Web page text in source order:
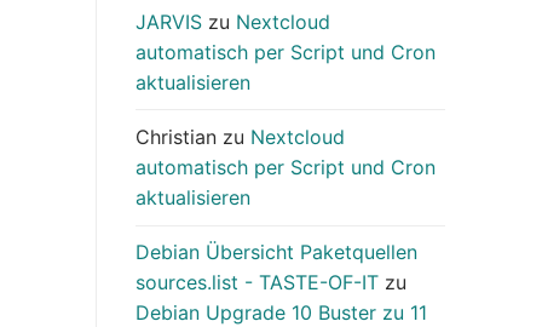
JARVIS zu Nextcloud
automatisch per Script und Cron
aktualisieren
Christian zu Nextcloud
automatisch per Script und Cron
aktualisieren
Debian Übersicht Paketquellen
sources.list - TASTE-OF-IT zu
Debian Upgrade 10 Buster zu 11